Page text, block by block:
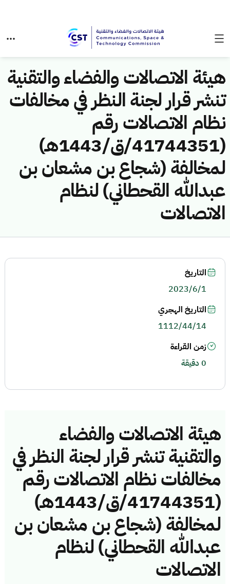
هيئة الاتصالات والفضاء والتقنية
تنشر قرار لجنة النظر في مخالفات
نظام الاتصالات رقم
(41744351/ق/1443هـ)
لمخالفة (شجاع بن مشعان بن
عبدالله القحطاني) لنظام
الاتصالات
هيئة الاتصالات والفضاء
والتقنية تنشر قرار لجنة النظر في
مخالفات نظام الاتصالات رقم
(41744351/ق/1443هـ)
لمخالفة (شجاع بن مشعان بن
عبدالله القحطاني) لنظام
الاتصالات
التاريخ
2023/6/1
التاريخ الهجري
1112/44/14
زمن القراءة
0 دقيقة